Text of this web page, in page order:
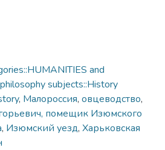
and
subjects::History
, Малороссия, овцеводство,
помещик Изюмского
, Изюмский уезд, Харьковская